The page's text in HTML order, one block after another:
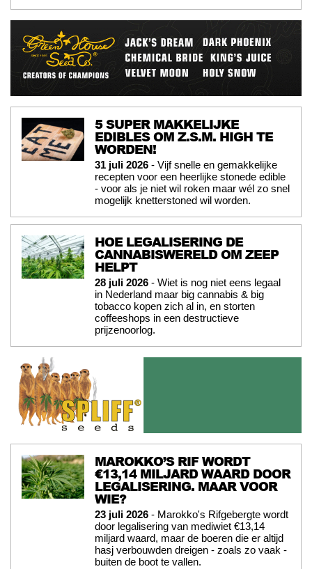
5 SUPER MAKKELIJKE
EDIBLES OM Z.S.M. HIGH TE
WORDEN!
31 juli 2026 - Vijf snelle en gemakkelijke
recepten voor een heerlijke stonede edible
- voor als je niet wil roken maar wél zo snel
mogelijk knetterstoned wil worden.
HOE LEGALISERING DE
CANNABISWERELD OM ZEEP
HELPT
28 juli 2026 - Wiet is nog niet eens legaal
in Nederland maar big cannabis & big
tobacco kopen zich al in, en storten
coffeeshops in een destructieve
prijzenoorlog.
MAROKKO’S RIF WORDT
€13,14 MILJARD WAARD DOOR
LEGALISERING. MAAR VOOR
WIE?
23 juli 2026 - Marokko's Rifgebergte wordt
door legalisering van mediwiet €13,14
miljard waard, maar de boeren die er altijd
hasj verbouwden dreigen - zoals zo vaak -
buiten de boot te vallen.